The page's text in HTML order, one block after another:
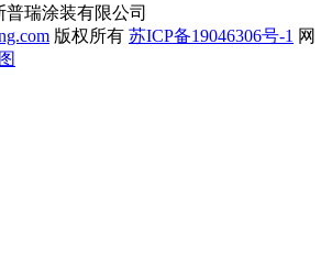
瑞涂装有限公司
版权所有 苏ICP备19046306号-1 网